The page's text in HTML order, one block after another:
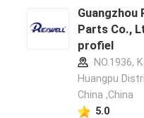
Guangzhou
Parts Co.,
profiel
NO.1936,
Huangpu
China ,China
5.0